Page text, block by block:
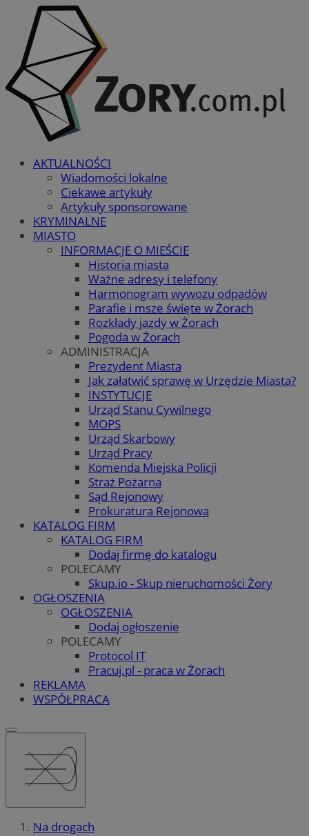
AKTUALNOŚCI
Wiadomości lokalne
Ciekawe artykuły
Artykuły sponsorowane
KRYMINALNE
MIASTO
INFORMACJE O MIEŚCIE
Historia miasta
Ważne adresy i telefony
Harmonogram wywozu odpadów
Parafie i msze święte w Żorach
Rozkłady jazdy w Żorach
Pogoda w Żorach
ADMINISTRACJA
Prezydent Miasta
Jak załatwić sprawę w Urzędzie Miasta?
INSTYTUCJE
Urząd Stanu Cywilnego
MOPS
Urząd Skarbowy
Urząd Pracy
Komenda Miejska Policji
Straż Pożarna
Sąd Rejonowy
Prokuratura Rejonowa
KATALOG FIRM
KATALOG FIRM
Dodaj firmę do katalogu
POLECAMY
Skup.io - Skup nieruchomości Żory
OGŁOSZENIA
OGŁOSZENIA
Dodaj ogłoszenie
POLECAMY
Protocol IT
Pracuj.pl - praca w Żorach
REKLAMA
WSPÓŁPRACA
Na drogach